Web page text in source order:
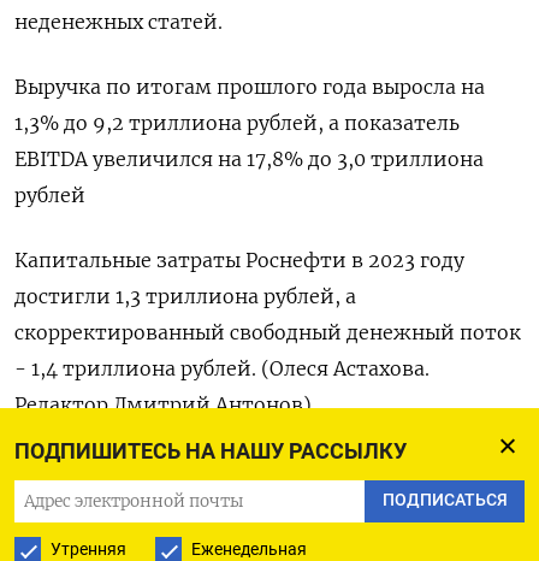
ПОДПИШИТЕСЬ НА НАШУ РАССЫЛКУ
ПОДПИСАТЬСЯ
Утренняя Еженедельная
неденежных статей.
Выручка по итогам прошлого года выросла на
1,3% до 9,2 триллиона рублей, а показатель
EBITDA увеличился на 17,8% до 3,0 триллиона
рублей
Капитальные затраты Роснефти в 2023 году
достигли 1,3 триллиона рублей, а
скорректированный свободный денежный поток
- 1,4 триллиона рублей. (Олеся Астахова.
Редактор Дмитрий Антонов)
ПОДПИСАТЬСЯ НА ТЕЛЕГРАМ